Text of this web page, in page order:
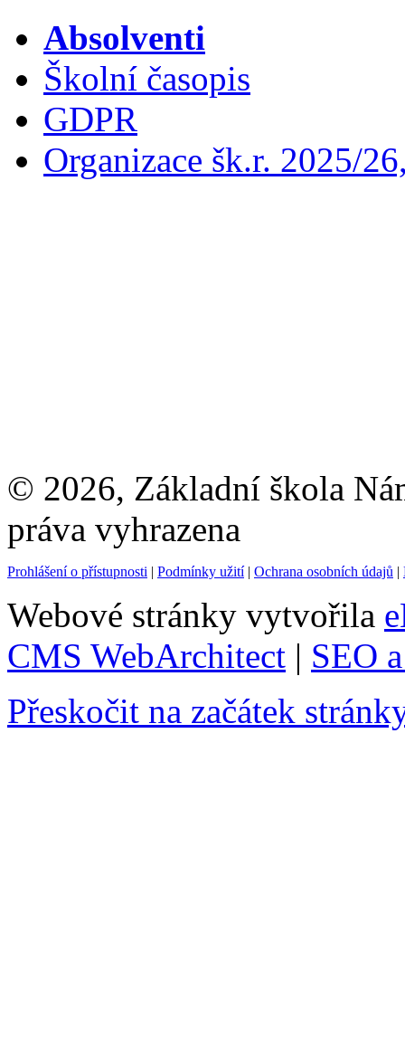
Absolventi
Školní časopis
GDPR
Organizace šk.r. 2025/
© 2026, Základní škola
práva vyhrazena
Prohlášení o přístupnosti | Podmínky užití| Ochrana osobních údajů |
Webové stránky vytvořila
CMS WebArchitect | SEO
Přeskočit na začátek